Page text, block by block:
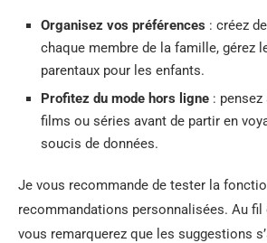
Organisez vos préférences : créez
chaque membre de la famille, gérez
parentaux pour les enfants.
Profitez du mode hors ligne :
films ou séries avant de partir en
soucis de données.
Je vous recommande de tester la
recommandations personnalisées. Au fil
vous remarquerez que les suggestions